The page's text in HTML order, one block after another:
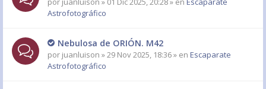
Astrofotográfico
Nebulosa de ORIÓN. M42
por juanluison » 29 Nov 2025, 18:36 » en Escaparate
Astrofotográfico